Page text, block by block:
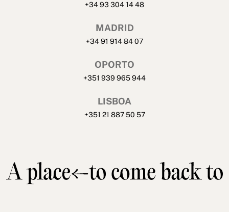
+34 93 304 14 48
MADRID
+34 91 914 84 07
OPORTO
+351 939 965 944
LISBOA
+351 21 887 50 57